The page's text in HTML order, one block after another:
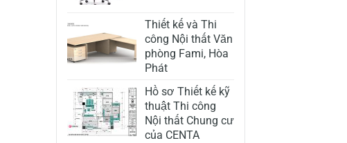
Thiết kế và Thi
công Nội thất Văn
phòng Fami, Hòa
Phát
Hồ sơ Thiết kế kỹ
thuật Thi công
Nội thất Chung cư
của CENTA